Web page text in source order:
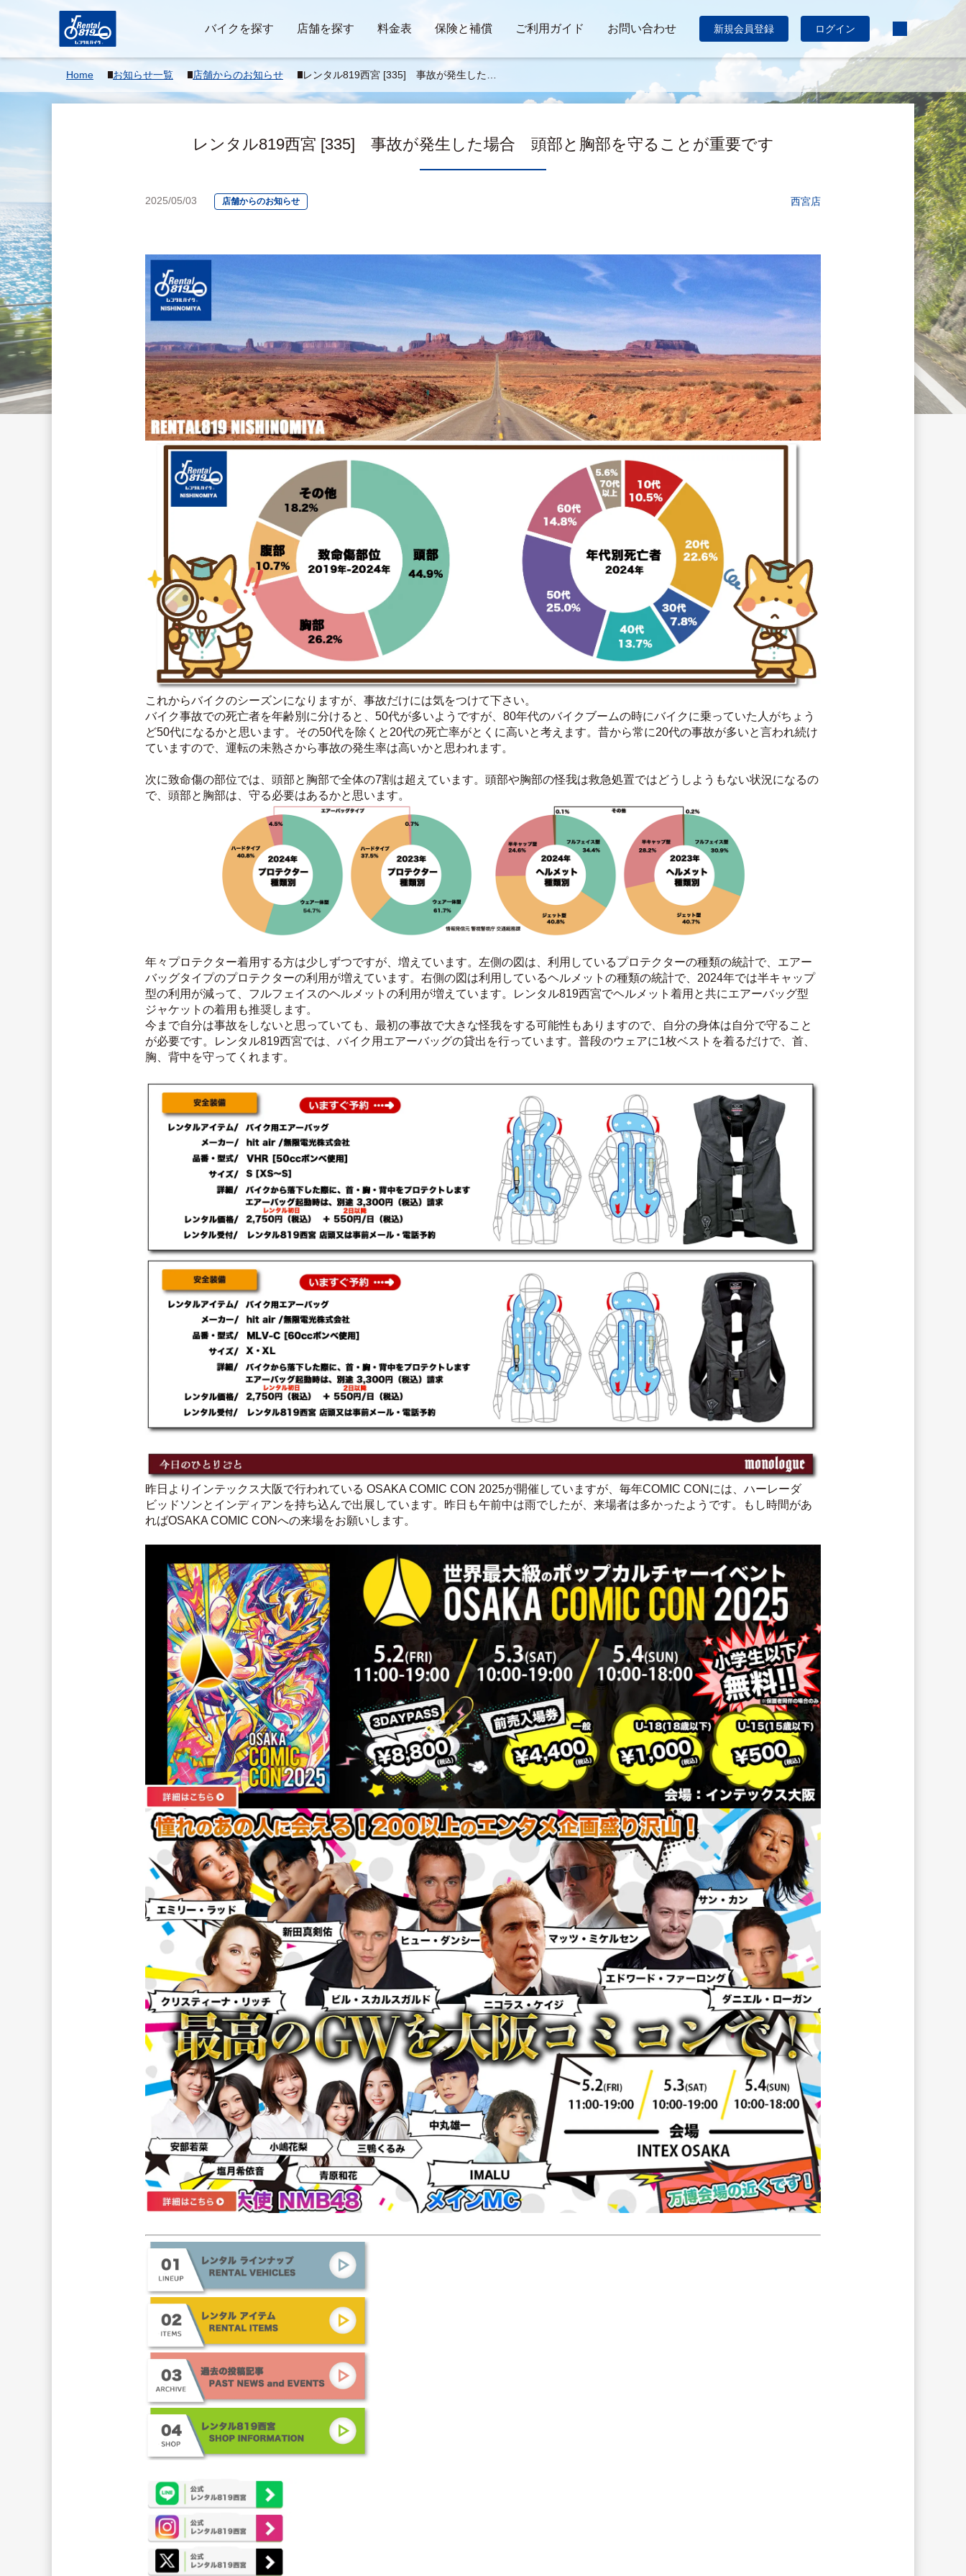
バイクを探す 店舗を探す 料金表 保険と補償 ご利用ガイド お問い合わせ 新規会員登録 ログイン
Home お知らせ一覧 店舗からのお知らせ
レンタル819西宮 [335] 事故が発生した場
合 頭部と胸部を守ることが重要です
レンタル819西宮 [335] 事故が発生した場合 頭部と胸部を守ることが重要です
2025/05/03 店舗からのお知らせ 西宮店
これからバイクのシーズンになりますが、事故だけには気をつけて下さい。
バイク事故での死亡者を年齢別に分けると、50代が多いようですが、80年代のバイクブームの時にバイクに乗っていた人がちょう
ど50代になるかと思います。その50代を除くと20代の死亡率がとくに高いと考えます。昔から常に20代の事故が多いと言われ続け
ていますので、運転の未熟さから事故の発生率は高いかと思われます。
次に致命傷の部位では、頭部と胸部で全体の7割は超えています。頭部や胸部の怪我は救急処置ではどうしようもない状況になるの
で、頭部と胸部は、守る必要はあるかと思います。
年々プロテクター着用する方は少しずつですが、増えています。左側の図は、利用しているプロテクターの種類の統計で、エアー
バッグタイプのプロテクターの利用が増えています。右側の図は利用しているヘルメットの種類の統計で、2024年では半キャップ
型の利用が減って、フルフェイスのヘルメットの利用が増えています。レンタル819西宮でヘルメット着用と共にエアーバッグ型
ジャケットの着用も推奨します。
今まで自分は事故をしないと思っていても、最初の事故で大きな怪我をする可能性もありますので、自分の身体は自分で守ること
が必要です。レンタル819西宮では、バイク用エアーバッグの貸出を行っています。普段のウェアに1枚ベストを着るだけで、首、
胸、背中を守ってくれます。
昨日よりインテックス大阪で行われている OSAKA COMIC CON 2025が開催していますが、毎年COMIC CONには、ハーレーダ
ビッドソンとインディアンを持ち込んで出展しています。昨日も午前中は雨でしたが、来場者は多かったようです。もし時間があ
ればOSAKA COMIC CONへの来場をお願いします。